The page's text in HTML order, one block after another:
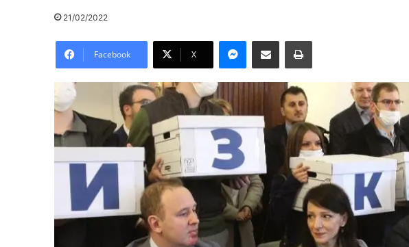
21/02/2022
Facebook X
Messenger
Pošalji preko E-Maila Printaj